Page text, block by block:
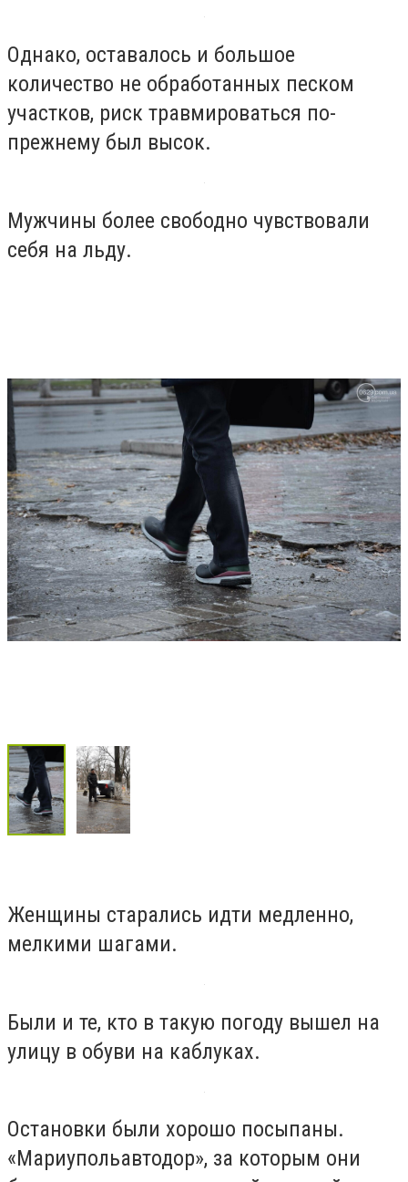
Однако, оставалось и большое
количество не обработанных песком
участков, риск травмироваться по-
прежнему был высок.
Мужчины более свободно чувствовали
себя на льду.
Женщины старались идти медленно,
мелкими шагами.
Были и те, кто в такую погоду вышел на
улицу в обуви на каблуках.
Остановки были хорошо посыпаны.
«Мариупольавтодор», за которым они